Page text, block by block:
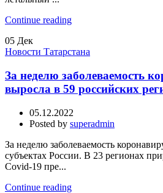
Continue reading
05 Дек
Новости Татарстана
За неделю заболеваемость
выросла в 59 российских
05.12.2022
Posted by superadmin
За неделю заболеваемость
субъектах России. В 23 регионах
Covid-19 пре...
Continue reading